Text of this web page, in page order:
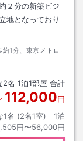
２分の新築ビジ
地となっており
1分、東京メトロ
2名 1泊1部屋 合計
112,000円
1名 (2名1室)｜ 1泊
円〜56,000円